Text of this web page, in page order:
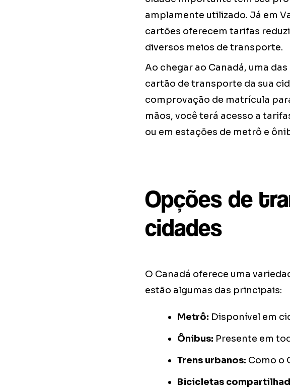
amplamente utilizado. Já em
cartões oferecem tarifas
diversos meios de transporte.
Ao chegar ao Canadá, uma
cartão de transporte da sua
comprovação de matrícula
mãos, você terá acesso a
ou em estações de metrô e
Opções de
cidades
O Canadá oferece uma
estão algumas das principais:
Metrô: Disponível em
Ônibus: Presente em
Trens urbanos: Como o
Bicicletas